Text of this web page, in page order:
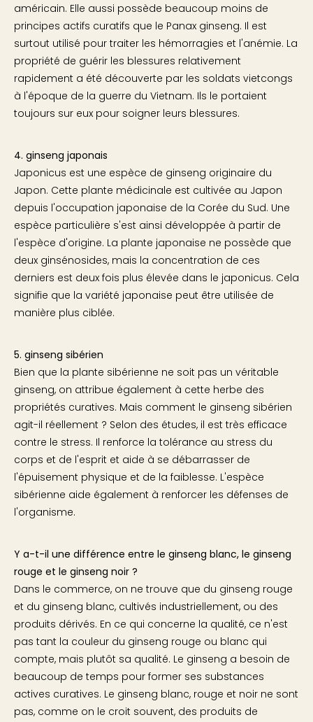
américain. Elle aussi possède beaucoup moins de
principes actifs curatifs que le Panax ginseng. Il est
surtout utilisé pour traiter les hémorragies et l'anémie. La
propriété de guérir les blessures relativement
rapidement a été découverte par les soldats vietcongs
à l'époque de la guerre du Vietnam. Ils le portaient
toujours sur eux pour soigner leurs blessures.
4. ginseng japonais
Japonicus est une espèce de ginseng originaire du
Japon. Cette plante médicinale est cultivée au Japon
depuis l'occupation japonaise de la Corée du Sud. Une
espèce particulière s'est ainsi développée à partir de
l'espèce d'origine. La plante japonaise ne possède que
deux ginsénosides, mais la concentration de ces
derniers est deux fois plus élevée dans le japonicus. Cela
signifie que la variété japonaise peut être utilisée de
manière plus ciblée.
5. ginseng sibérien
Bien que la plante sibérienne ne soit pas un véritable
ginseng, on attribue également à cette herbe des
propriétés curatives. Mais comment le ginseng sibérien
agit-il réellement ? Selon des études, il est très efficace
contre le stress. Il renforce la tolérance au stress du
corps et de l'esprit et aide à se débarrasser de
l'épuisement physique et de la faiblesse. L'espèce
sibérienne aide également à renforcer les défenses de
l'organisme.
Y a-t-il une différence entre le ginseng blanc, le ginseng
rouge et le ginseng noir ?
Dans le commerce, on ne trouve que du ginseng rouge
et du ginseng blanc, cultivés industriellement, ou des
produits dérivés. En ce qui concerne la qualité, ce n'est
pas tant la couleur du ginseng rouge ou blanc qui
compte, mais plutôt sa qualité. Le ginseng a besoin de
beaucoup de temps pour former ses substances
actives curatives. Le ginseng blanc, rouge et noir ne sont
pas, comme on le croit souvent, des produits de